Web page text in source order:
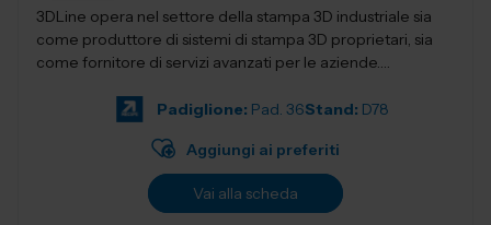
3DLine opera nel settore della stampa 3D industriale sia
come produttore di sistemi di stampa 3D proprietari, sia
come fornitore di servizi avanzati per le aziende.
Padiglione: Pad. 36Stand: D78
Aggiungi ai preferiti
Vai alla scheda